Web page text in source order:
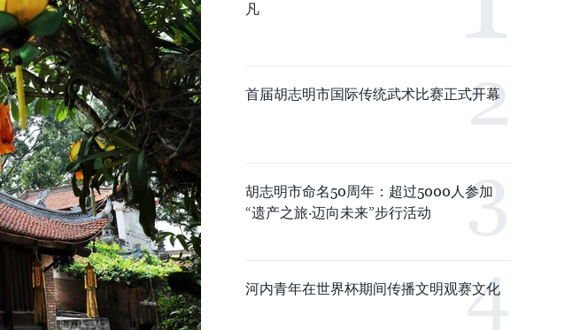
凡
首届胡志明市国际传统武术比赛正式开幕
胡志明市命名50周年：超过5000人参加
“遗产之旅·迈向未来”步行活动
河内青年在世界杯期间传播文明观赛文化